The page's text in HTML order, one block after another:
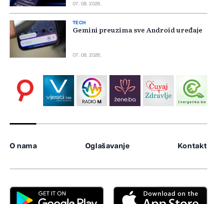
07. 08. 2026.
TECH
Gemini preuzima sve Android uređaje
07. 08. 2026.
O nama Oglašavanje Kontakt